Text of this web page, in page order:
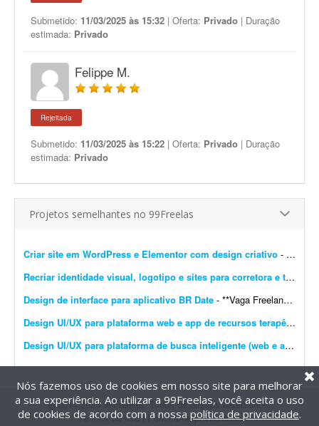
Submetido: 11/03/2025 às 15:32 | Oferta: Privado | Duração
estimada: Privado
Felippe M.
Rejeitada
Submetido: 11/03/2025 às 15:22 | Oferta: Privado | Duração
estimada: Privado
Projetos semelhantes no 99Freelas
Criar site em WordPress e Elementor com design criativo - Olá! Estou procurando um(a) web designer freelancer para desenvolver o website de um projeto simples, voltado para ensinamentos, desenvolvimento pessoal e espiritualidade. O site ser&aacut...
Recriar identidade visual, logotipo e sites para corretora e transportadora
Design de interface para aplicativo BR Date - **Vaga Freelancer - Web Designer** Estamos em busca de um(a) **Web Designer Freelancer** criativo(a) e comprometido(a) para desenvolver layouts modernos e funcionais para projetos web. Projeto pa...
Design UI/UX para plataforma web e app de recursos terapêuticos infantis
Design UI/UX para plataforma de busca inteligente (web e app)
@2014-2026 99Freelas. Todos os direitos reservados.
Termos de uso| Política de privacidade
Nós fazemos uso de cookies em nosso site para melhorar
a sua experiência. Ao utilizar a 99Freelas, você aceita o uso
de cookies de acordo com a nossa política de privacidade.